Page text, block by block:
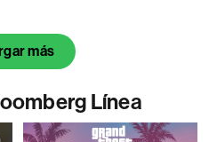
más
Línea